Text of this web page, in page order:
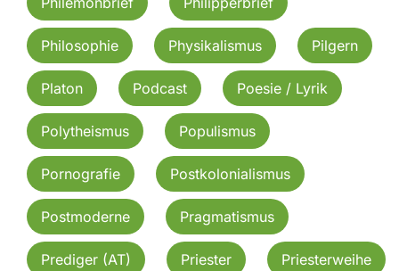
Philosophie Physikalismus Pilgern
Platon Podcast Poesie / Lyrik
Polytheismus Populismus
Pornografie Postkolonialismus
Postmoderne Pragmatismus
Prediger (AT) Priester Priesterweihe